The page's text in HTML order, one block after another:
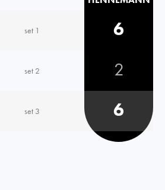
set 1
6
set 2
2
set 3 6